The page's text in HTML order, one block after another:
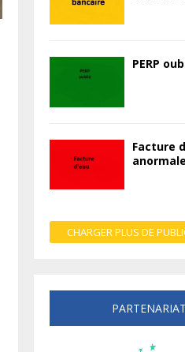
PERP
Facture
anormale
CHARGER PLUS DE